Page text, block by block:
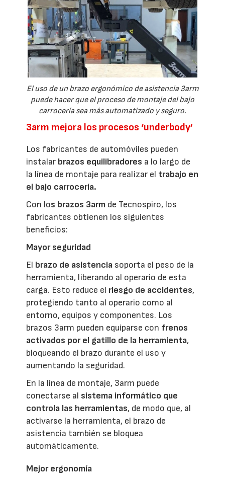
El uso de un brazo ergonómico de asistencia 3arm
puede hacer que el proceso de montaje del bajo
carrocería sea más automatizado y seguro.
3arm mejora los procesos ‘underbody’
Los fabricantes de automóviles pueden
instalar brazos equilibradores a lo largo de
la línea de montaje para realizar el trabajo en
el bajo carrocería.
Con los brazos 3arm de Tecnospiro, los
fabricantes obtienen los siguientes
beneficios:
Mayor seguridad
El brazo de asistencia soporta el peso de la
herramienta, liberando al operario de esta
carga. Esto reduce el riesgo de accidentes,
protegiendo tanto al operario como al
entorno, equipos y componentes. Los
brazos 3arm pueden equiparse con frenos
activados por el gatillo de la herramienta,
bloqueando el brazo durante el uso y
aumentando la seguridad.
En la línea de montaje, 3arm puede
conectarse al sistema informático que
controla las herramientas, de modo que, al
activarse la herramienta, el brazo de
asistencia también se bloquea
automáticamente.
Mejor ergonomía